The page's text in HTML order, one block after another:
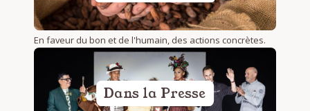
En faveur du bon et de l'humain, des actions concrètes.
Dans la Presse